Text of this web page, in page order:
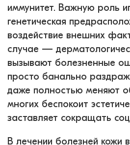
иммунитет. Важную роль
генетическая
воздействие внешних
случае —
вызывают болезненные
просто банально
даже полностью меняют
многих беспокоит
заставляет сокращать
В лечении болезней кожи